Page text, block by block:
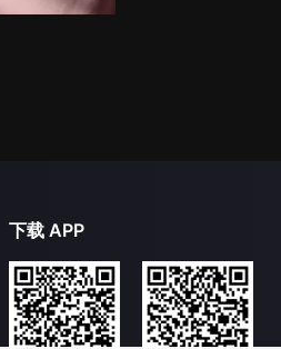
下载 APP